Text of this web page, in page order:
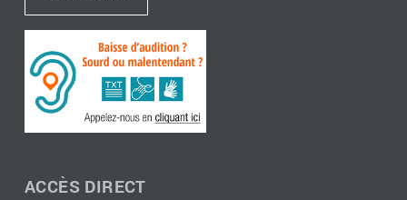
ACCÈS DIRECT